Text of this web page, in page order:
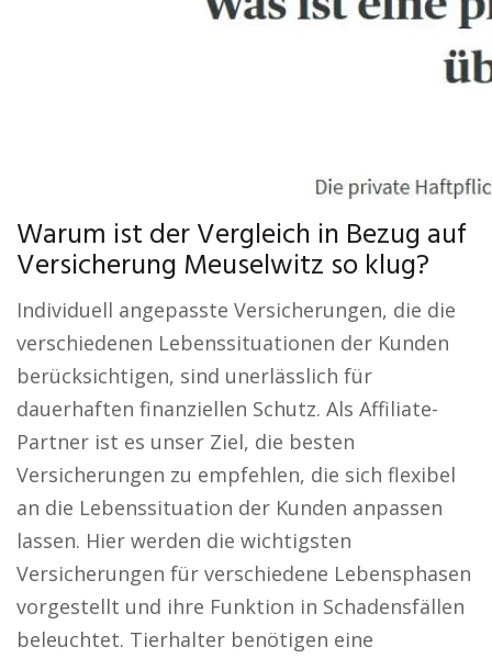
Warum ist der Vergleich in Bezug auf
Versicherung Meuselwitz so klug?
Individuell angepasste Versicherungen, die die
verschiedenen Lebenssituationen der Kunden
berücksichtigen, sind unerlässlich für
dauerhaften finanziellen Schutz. Als Affiliate-
Partner ist es unser Ziel, die besten
Versicherungen zu empfehlen, die sich flexibel
an die Lebenssituation der Kunden anpassen
lassen. Hier werden die wichtigsten
Versicherungen für verschiedene Lebensphasen
vorgestellt und ihre Funktion in Schadensfällen
beleuchtet. Tierhalter benötigen eine